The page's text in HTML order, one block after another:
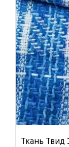
Ткань Твид